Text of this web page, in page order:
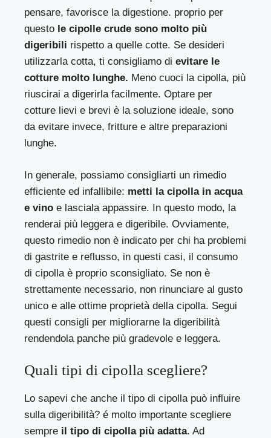
pensare, favorisce la digestione. proprio per
questo le cipolle crude sono molto più
digeribili rispetto a quelle cotte. Se desideri
utilizzarla cotta, ti consigliamo di evitare le
cotture molto lunghe. Meno cuoci la cipolla, più
riuscirai a digerirla facilmente. Optare per
cotture lievi e brevi è la soluzione ideale, sono
da evitare invece, fritture e altre preparazioni
lunghe.
In generale, possiamo consigliarti un rimedio
efficiente ed infallibile: metti la cipolla in acqua
e vino e lasciala appassire. In questo modo, la
renderai più leggera e digeribile. Ovviamente,
questo rimedio non è indicato per chi ha problemi
di gastrite e reflusso, in questi casi, il consumo
di cipolla è proprio sconsigliato. Se non è
strettamente necessario, non rinunciare al gusto
unico e alle ottime proprietà della cipolla. Segui
questi consigli per migliorarne la digeribilità
rendendola panche più gradevole e leggera.
Quali tipi di cipolla scegliere?
Lo sapevi che anche il tipo di cipolla può influire
sulla digeribilità? é molto importante scegliere
sempre il tipo di cipolla più adatta. Ad